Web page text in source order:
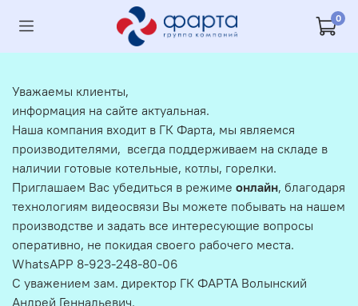
0
Уважаемы клиенты,
информация на сайте актуальная.
Наша компания входит в ГК Фарта, мы являемся
производителями, всегда поддерживаем на складе в
наличии готовые котельные, котлы, горелки.
Приглашаем Вас убедиться в режиме онлайн, благодаря
технологиям видеосвязи Вы можете побывать на нашем
производстве и задать все интересующие вопросы
оперативно, не покидая своего рабочего места.
WhatsAPP 8-923-248-80-06
С уважением зам. директор ГК ФАРТА Волынский
Андрей Геннадьевич.